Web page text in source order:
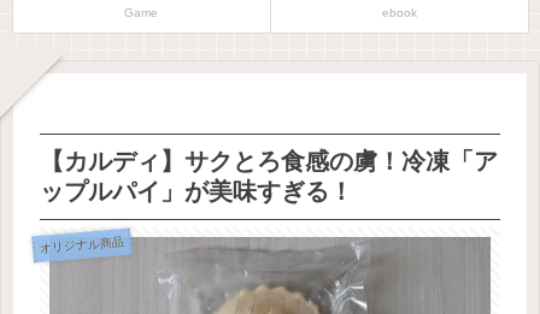
Game ebook
【カルディ】サクとろ食感の虜！冷凍「ア
ップルパイ」が美味すぎる！
オリジナル商品